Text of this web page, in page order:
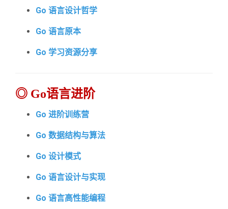
Go 语言设计哲学
Go 语言原本
Go 学习资源分享
◎ Go语言进阶
Go 进阶训练营
Go 数据结构与算法
Go 设计模式
Go 语言设计与实现
Go 语言高性能编程